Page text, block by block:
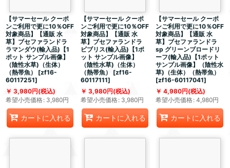
【サマーセール クーポ
ンご利用で更に10％OFF
対象商品】【通販 水
草】ブセファランドラ
ラマンダウ(輸入品)【1
ポット サンプル画像】
（陰性水草)（生体）
（熱帯魚）
[zf16-
60117251]
3,980円(税込)
希望小売価格: 3,980円
カートに入れる
【サマーセール クーポ
ンご利用で更に10％OFF
対象商品】【通販 水
草】ブセファランドラ
ビブリス(輸入品)【1ポ
ット サンプル画像】
（陰性水草)（生体）
（熱帯魚）
[zf16-
60117111]
3,980円(税込)
希望小売価格: 3,980円
カートに入れる
【サマーセール クーポ
ンご利用で更に10％OFF
対象商品】【通販 水
草】ブセファランドラ
sp グリーンブロードリ
ーフ(輸入品)【1ポット
サンプル画像】（陰性水
草)（生体）（熱帯魚）
[zf16-60117041]
4,980円(税込)
希望小売価格: 4,980円
カートに入れる